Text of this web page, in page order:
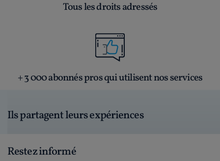
Tous les droits adressés
+ 3 000 abonnés pros qui utilisent nos services
Ils partagent leurs expériences
Restez informé